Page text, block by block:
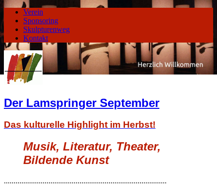
Verein
Sponsoring
Skulpturenweg
Kontakt
Der Lamspringer September
Das kulturelle Highlight im Herbst!
Musik, Literatur, Theater,
Bildende Kunst
....................................................................................